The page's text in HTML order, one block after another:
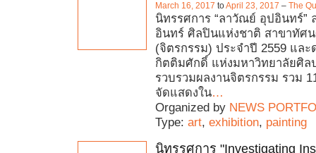
March 16, 2017 toApril 23, 2017 – The
นิทรรศการ “ลาวัณย์ อุปอินทร์”
อินทร์ ศิลปินแห่งชาติ สาขาทัศ
(จิตรกรรม) ประจำปี 2559 แล
กิตติมศักดิ์ แห่งมหาวิทยาลัยศิล
รวบรวมผลงานจิตรกรรม รวม
จัดแสดงใน…
Organized by NEWS
Type: art, exhibition, painting
นิทรรศการ "Investigating